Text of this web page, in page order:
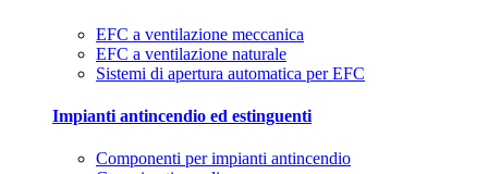
EFC a ventilazione meccanica
EFC a ventilazione naturale
Sistemi di apertura automatica per EFC
Impianti antincendio ed estinguenti
Componenti per impianti antincendio